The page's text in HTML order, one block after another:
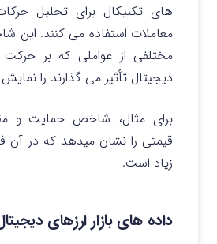
های تکنیکال برای تحلیل
معاملات استفاده می‌ کنند. این
مختلفی از عواملی که بر
دیجیتال تأثیر می‌ گذارند را
برای مثال، شاخص حمایت و
قیمتی را نشان میدهد که در آن
زیاد است.
داده های بازار ارزهای